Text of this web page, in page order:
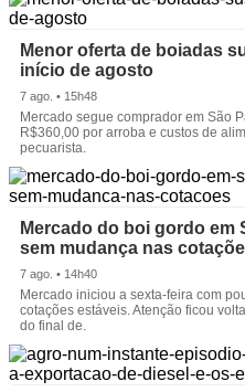
Menor oferta de boiadas
início de agosto
7 ago. • 15h48
Mercado segue comprador em São
R$360,00 por arroba e custos de
pecuarista.
Mercado do boi gordo em
sem mudança nas
7 ago. • 14h40
Mercado iniciou a sexta-feira com
cotações estáveis. Atenção ficou
do final de.